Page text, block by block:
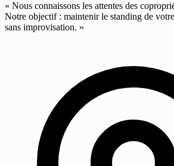
« Nous connaissons les attentes des
Notre objectif : maintenir le standing de
sans improvisation. »